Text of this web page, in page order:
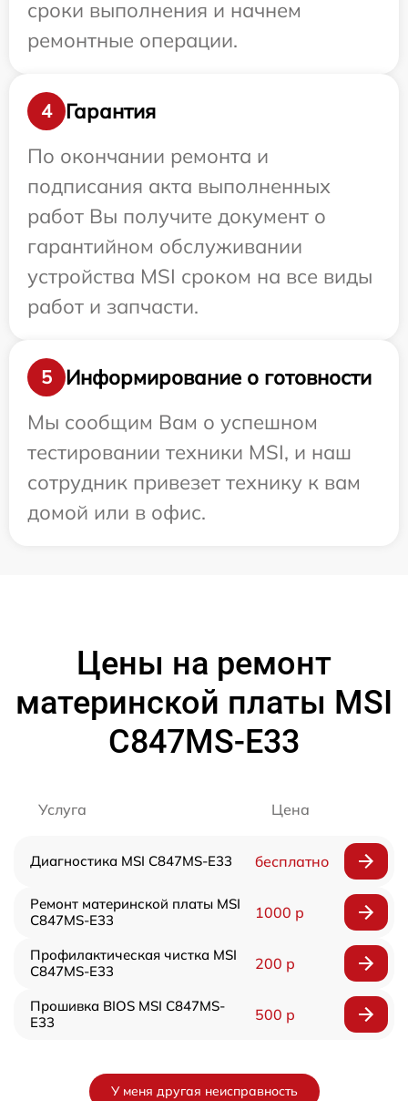
сроки выполнения и начнем
ремонтные операции.
4
Гарантия
По окончании ремонта и
подписания акта выполненных
работ Вы получите документ о
гарантийном обслуживании
устройства MSI сроком на все виды
работ и запчасти.
5
Информирование о готовности
Мы сообщим Вам о успешном
тестировании техники MSI, и наш
сотрудник привезет технику к вам
домой или в офис.
Цены на ремонт
материнской платы MSI
C847MS-E33
Услуга Цена
Диагностика MSI C847MS-E33 бесплатно
Ремонт материнской платы MSI
C847MS-E33
1000 р
Профилактическая чистка MSI
C847MS-E33
200 р
Прошивка BIOS MSI C847MS-
E33
500 р
У меня другая неисправность